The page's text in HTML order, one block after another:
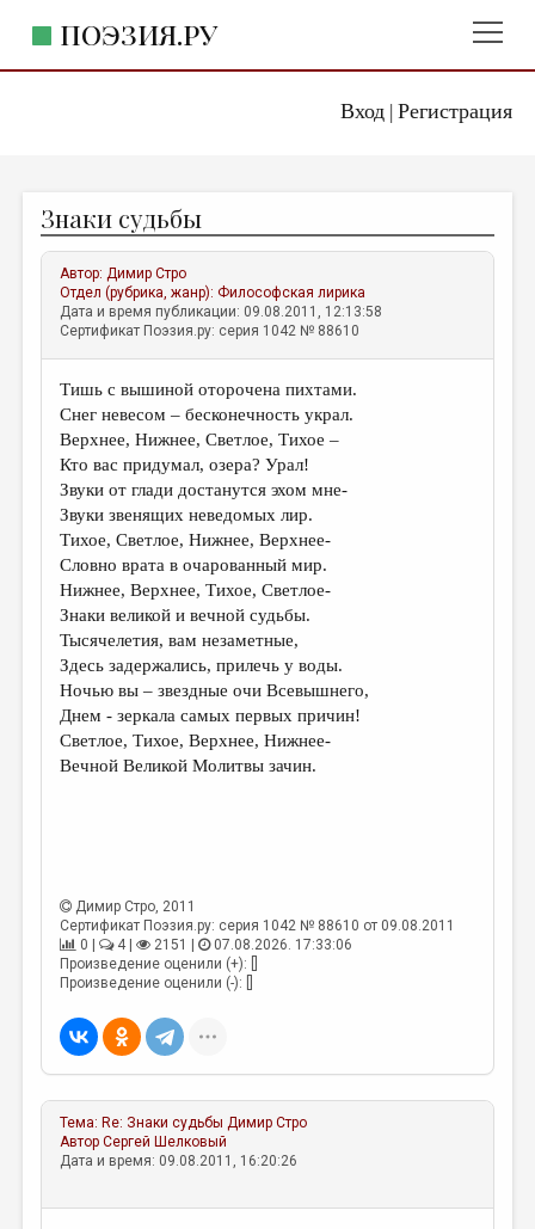
Вход| Регистрация
ПОЭЗИЯ.РУ
ЖАНРЫ
АВТОРЫ
КОММЕНТАРИИ
ЛИТСАЛОН
НОВОСТИ
ПРАВИЛА САЙТА
ОТДЕЛЫ И РУБРИКИ
ИЗБРАННОЕ
ДАЙДЖЕСТ
ПРОИЗВЕДЕНИЯ
ПЕРЕВОДЫ
КОНКУРСЫ
ДЕТСКАЯ КОМНАТА
КНИЖНАЯ ПОЛКА
ОБЪЯВЛЕНИЯ
КОЛОНКА РЕДАКТОРА
РЕДКОЛЛЕГИЯ
ОТ РЕДАКЦИИ
МАЛАЯ ПРОЗА
ЭССЕИСТИКА
ЛИТЕРАТУРОВЕДЕНИЕ
КУЛЬТУРОВЕДЕНИЕ
Знаки судьбы
Автор:Димир Стро
Отдел (рубрика, жанр):Философская лирика
Дата и время публикации: 09.08.2011, 12:13:58
Сертификат Поэзия.ру: серия 1042 № 88610
Тишь с вышиной оторочена пихтами.
Снег невесом – бесконечность украл.
Верхнее, Нижнее, Светлое, Тихое –
Кто вас придумал, озера? Урал!
Звуки от глади достанутся эхом мне-
Звуки звенящих неведомых лир.
Тихое, Светлое, Нижнее, Верхнее-
Словно врата в очарованный мир.
Нижнее, Верхнее, Тихое, Светлое-
Знаки великой и вечной судьбы.
Тысячелетия, вам незаметные,
Здесь задержались, прилечь у воды.
Ночью вы – звездные очи Всевышнего,
Днем - зеркала самых первых причин!
Светлое, Тихое, Верхнее, Нижнее-
Вечной Великой Молитвы зачин.
Димир Стро, 2011
Сертификат Поэзия.ру: серия 1042 № 88610 от 09.08.2011
0 |
4 | 2151 |
07.08.2026. 17:33:06
Произведение оценили (+): []
Произведение оценили (-): []
Тема: Re: Знаки судьбы Димир Стро
АвторСергей Шелковый
Дата и время: 09.08.2011, 16:20:26